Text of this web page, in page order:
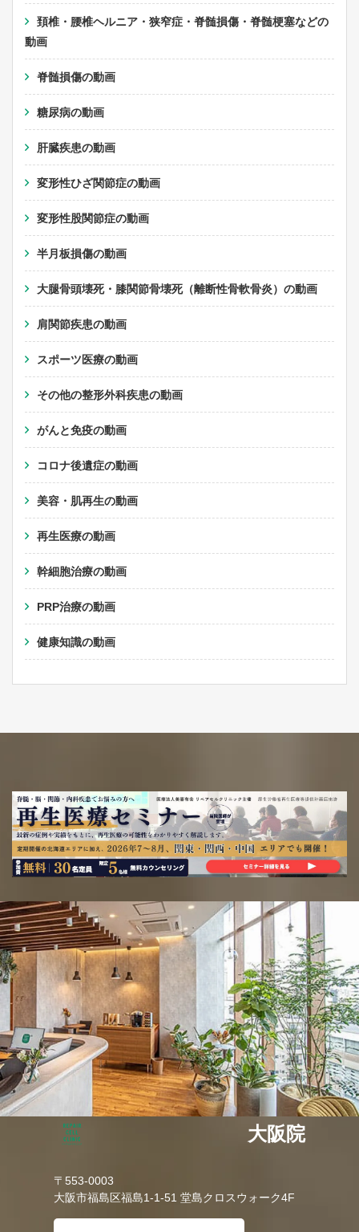
頚椎・腰椎ヘルニア・狭窄症・脊髄損傷・脊髄梗塞などの
動画
脊髄損傷の動画
糖尿病の動画
肝臓疾患の動画
変形性ひざ関節症の動画
変形性股関節症の動画
半月板損傷の動画
大腿骨頭壊死・膝関節骨壊死（離断性骨軟骨炎）の動画
肩関節疾患の動画
スポーツ医療の動画
その他の整形外科疾患の動画
がんと免疫の動画
コロナ後遺症の動画
美容・肌再生の動画
再生医療の動画
幹細胞治療の動画
PRP治療の動画
健康知識の動画
大阪院
〒553-0003
大阪市福島区福島1-1-51 堂島クロスウォーク4F